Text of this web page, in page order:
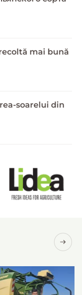
mai bună
soarelui din